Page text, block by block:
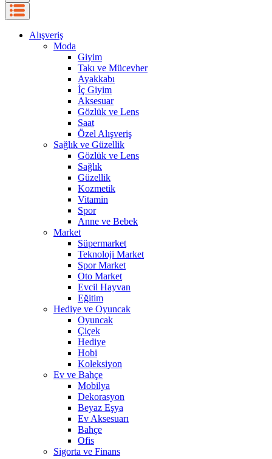
Alışveriş
Moda
Giyim
Takı ve Mücevher
Ayakkabı
İç Giyim
Aksesuar
Gözlük ve Lens
Saat
Özel Alışveriş
Sağlık ve Güzellik
Gözlük ve Lens
Sağlık
Güzellik
Kozmetik
Vitamin
Spor
Anne ve Bebek
Market
Süpermarket
Teknoloji Market
Spor Market
Oto Market
Evcil Hayvan
Eğitim
Hediye ve Oyuncak
Oyuncak
Çiçek
Hediye
Hobi
Koleksiyon
Ev ve Bahçe
Mobilya
Dekorasyon
Beyaz Eşya
Ev Aksesuarı
Bahçe
Ofis
Sigorta ve Finans